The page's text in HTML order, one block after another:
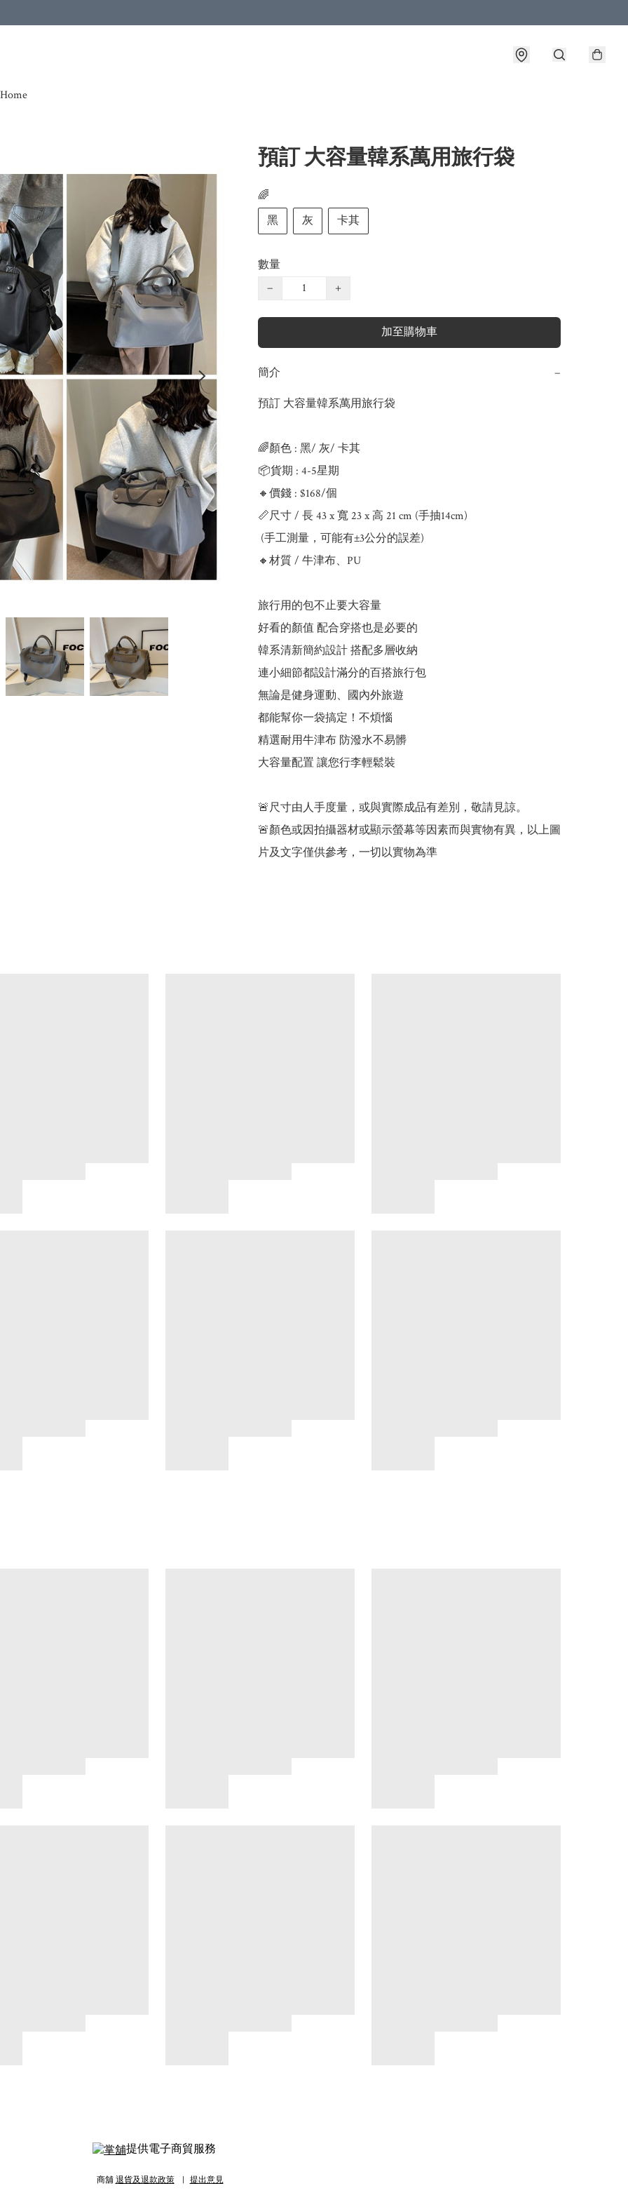
Home
預訂 大容量韓系萬用旅行袋
🌈
黑
灰 卡其
數量
−
+
加至購物車
簡介 −
預訂 大容量韓系萬用旅行袋
🌈顏色 : 黑/ 灰/ 卡其
📦貨期 : 4-5星期
🔸價錢 : $168/個
📏尺寸 / 長 43 x 寬 23 x 高 21 cm (手抽14cm)
🔸材質 / 牛津布、PU
旅行用的包不止要大容量
好看的顏值 配合穿搭也是必要的
韓系清新簡約設計 搭配多層收納
連小細節都設計滿分的百搭旅行包
無論是健身運動、國內外旅遊
都能幫你一袋搞定！不煩惱
精選耐用牛津布 防潑水不易髒
大容量配置 讓您行李輕鬆裝
🚨尺寸由人手度量，或與實際成品有差別，敬請見諒。
🚨顏色或因拍攝器材或顯示螢幕等因素而與實物有異，以上圖
片及文字僅供參考，一切以實物為準
提供電子商貿服務
商舖 退貨及退款政策 提出意見